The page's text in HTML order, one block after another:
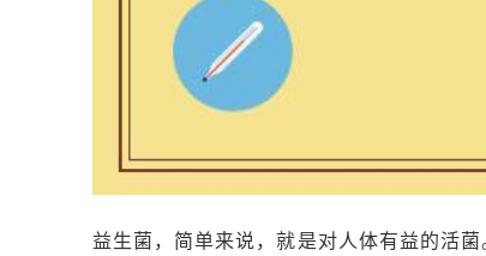
益生菌，简单来说，就是对人体有益的活